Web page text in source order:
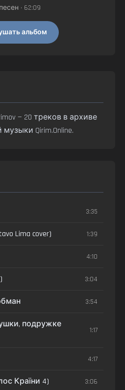
• 62:09
альбом
— 20 треков в архиве
Qirim.Online.
3:35
Lima cover) 1:39
4:10
3:04
3:54
подружке
1:17
4:17
Країни 4) 3:06